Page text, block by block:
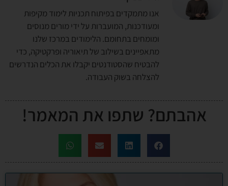
אנו מתמקדים בפיתוח תכניות לימוד מקיפות
ומעודכנות, המועברות על ידי מורים מנוסים
ומומחים בתחומם. הלימודים במרכז שלנו
מתאפיינים בשילוב של תיאוריה ופרקטיקה, כדי
להבטיח שהסטודנטים יקבלו את הכלים הנדרשים
להצלחה בשוק העבודה.
אהבתם? שתפו את המאמר!